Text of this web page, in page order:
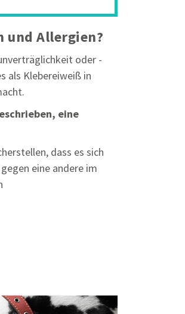
und Allergien?
oder -
als Klebereiweiß in
eine
dass es sich
eine andere im